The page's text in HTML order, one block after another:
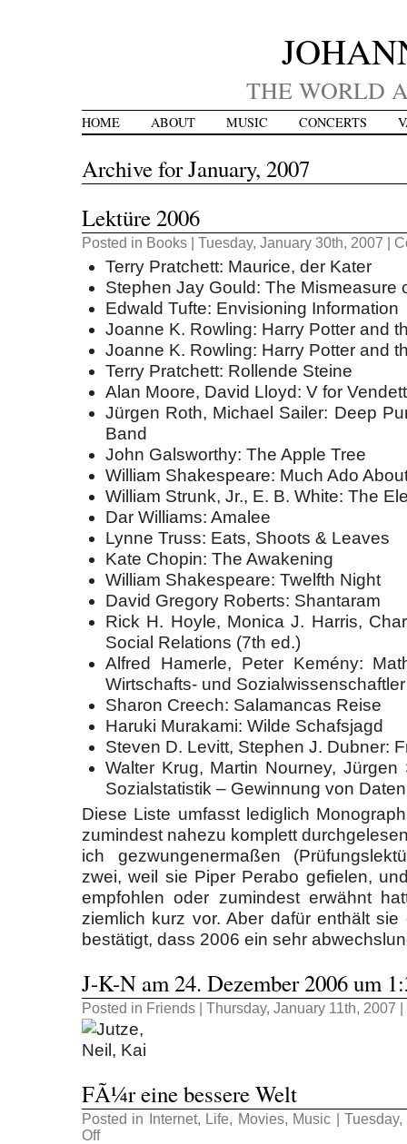
THE WORLD
HOME ABOUT MUSIC CONCERTS
Archive for January, 2007
Lektüre 2006
Posted in Books | Tuesday, January 30th, 2007 |
Terry Pratchett: Maurice, der Kater
Stephen Jay Gould: The Mismeasure
Edwald Tufte: Envisioning Information
Joanne K. Rowling: Harry Potter and
Joanne K. Rowling: Harry Potter and
Terry Pratchett: Rollende Steine
Alan Moore, David Lloyd: V for
Jürgen Roth, Michael Sailer: Deep
Band
John Galsworthy: The Apple Tree
William Shakespeare: Much Ado
William Strunk, Jr., E. B. White: The
Dar Williams: Amalee
Lynne Truss: Eats, Shoots & Leaves
Kate Chopin: The Awakening
William Shakespeare: Twelfth Night
David Gregory Roberts: Shantaram
Rick H. Hoyle, Monica J. Harris,
Social Relations (7th ed.)
Alfred Hamerle, Peter Kemény:
Wirtschafts- und
Sharon Creech: Salamancas Reise
Haruki Murakami: Wilde Schafsjagd
Steven D. Levitt, Stephen J. Dubner:
Walter Krug, Martin Nourney, Jürgen
Sozialstatistik – Gewinnung von
Diese Liste umfasst lediglich
zumindest nahezu komplett
ich gezwungenermaßen
zwei, weil sie Piper Perabo gefielen,
empfohlen oder zumindest erwähnt
ziemlich kurz vor. Aber dafür enthält
bestätigt, dass 2006 ein sehr
J-K-N am 24. Dezember 2006 um
Posted in Friends | Thursday, January 11th, 2007 |
FÃ¼r eine bessere Welt
Posted in Internet, Life, Movies, Music |
Offon